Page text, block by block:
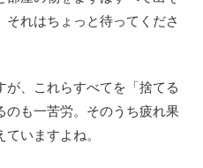
それはちょっと待ってくださ
、これらすべてを「捨てる
のも一苦労。そのうち疲れ果
いますよね。